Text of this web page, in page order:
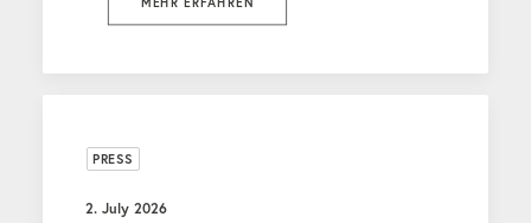
PRESS
2. July 2026